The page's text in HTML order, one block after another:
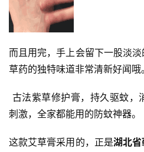
讯
八
点
僧
而且用完，手上会留下一股淡
草药的独特味道非常清新好闻哦。
古法紫草修护膏，持久驱蚊，
刺激，全家都能用的防蚊神器。
这款艾草膏采用的，正是湖北省